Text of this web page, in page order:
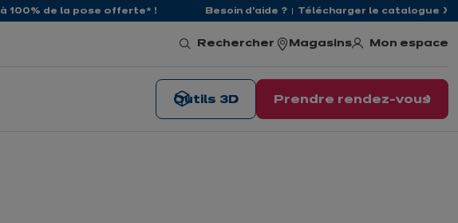
100% de la pose offerte* ! Besoin d'aide ? Télécharger le catalogue
Rechercher Magasins Mon espace
Prendre rendez-vous
Outils 3D